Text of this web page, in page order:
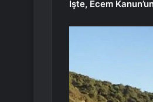
İşte, Ecem